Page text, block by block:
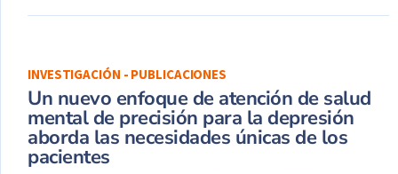
INVESTIGACIÓN - PUBLICACIONES
Un nuevo enfoque de atención de salud
mental de precisión para la depresión
aborda las necesidades únicas de los
pacientes